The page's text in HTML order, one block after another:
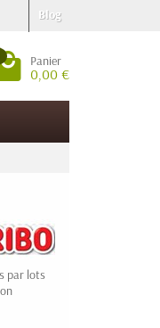
Blog
Panier
0,00 €
par lots